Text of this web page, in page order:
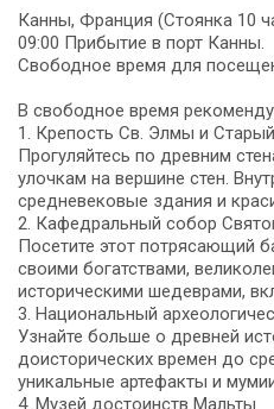
Канны, Франция (Стоянка 10
09:00 Прибытие в порт Канны.
Свободное время для
В свободное время
1. Крепость Св. Элмы и
Прогуляйтесь по древним
улочкам на вершине стен.
средневековые здания и
2. Кафедральный собор
Посетите этот потрясающий
своими богатствами,
историческими шедеврами,
3. Национальный
Узнайте больше о древней
доисторических времен до
уникальные артефакты и
4. Музей достоинств Мальты